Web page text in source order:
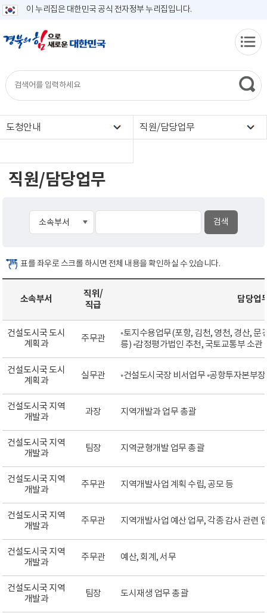
이 누리집은 대한민국 공식 전자정부 누리집입니다.
도청안내 직원/담당업무
직원/담당업무
표를 좌우로 스크롤 하시면 전체 내용을 확인하실 수 있습니다.
소속부서
직위/
직급
담당업
건설도시국 도시
계획과
주무관
◦토지수용업무(포항, 김천, 영천, 경산, 문
릉) ◦감정평가법인 추천, 국토교통부 소관
건설도시국 도시
계획과
실무관 ◦건설도시국장 비서업무 ◦공항투자본부
건설도시국 지역
개발과
과장 지역개발과 업무 총괄
건설도시국 지역
개발과
팀장 지역균형개발 업무 총괄
건설도시국 지역
개발과
주무관 지역개발사업 계획 수립, 공모 등
건설도시국 지역
개발과
주무관 지역개발사업 예산 업무, 각종 감사 관련
건설도시국 지역
개발과
주무관 예산, 회계, 서무
건설도시국 지역
개발과
팀장 도시재생 업무 총괄